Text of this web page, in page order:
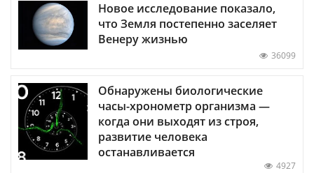
Новое исследование показало,
что Земля постепенно заселяет
Венеру жизнью
36099
Обнаружены биологические
часы-хронометр организма —
когда они выходят из строя,
развитие человека
останавливается
4927